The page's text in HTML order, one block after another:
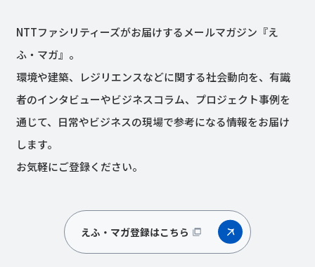
NTTファシリティーズがお届けするメールマガジン『え
ふ・マガ』。
環境や建築、レジリエンスなどに関する社会動向を、有識
者のインタビューやビジネスコラム、プロジェクト事例を
通じて、日常やビジネスの現場で参考になる情報をお届け
します。
お気軽にご登録ください。
えふ・マガ登録はこちら